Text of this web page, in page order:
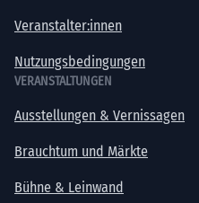
Veranstalter:innen
Nutzungsbedingungen
VERANSTALTUNGEN
Ausstellungen & Vernissagen
Brauchtum und Märkte
Bühne & Leinwand